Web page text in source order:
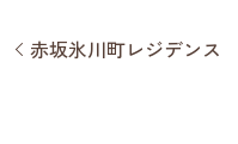
赤坂氷川町レジデンス